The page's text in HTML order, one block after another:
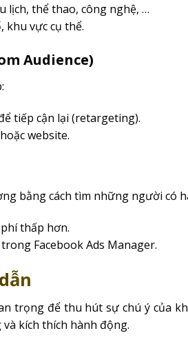
lịch, thể thao, công nghệ, …
khu vực cụ thể.
Audience)
tiếp cận lại (retargeting).
website.
bằng cách tìm những người có
thấp hơn.
Facebook Ads Manager.
trọng để thu hút sự chú ý của
kích thích hành động.